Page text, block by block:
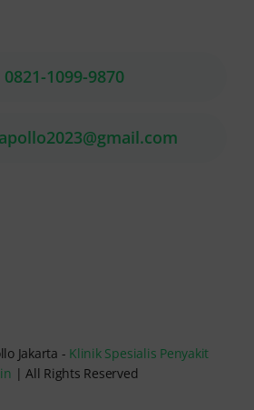
0821-1099-9870
Jakarta - Klinik Spesialis Penyakit
| All Rights Reserved